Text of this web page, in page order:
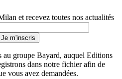
et recevez toutes nos actualités
Je m'inscris
au groupe Bayard, auquel Editions
dans notre fichier afin de
vous avez demandées.